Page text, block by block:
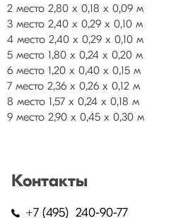
2 место 2,80 х 0,18 х 0,09 м
3 место 2,40 х 0,29 х 0,10 м
4 место 2,40 х 0,29 х 0,10 м
5 место 1,80 х 0,24 х 0,20 м
6 место 1,20 х 0,40 х 0,15 м
7 место 2,36 х 0,26 х 0,12 м
8 место 1,57 х 0,24 х 0,18 м
9 место 2,90 х 0,45 х 0,30 м
Контакты
+7 (495) 240-90-77